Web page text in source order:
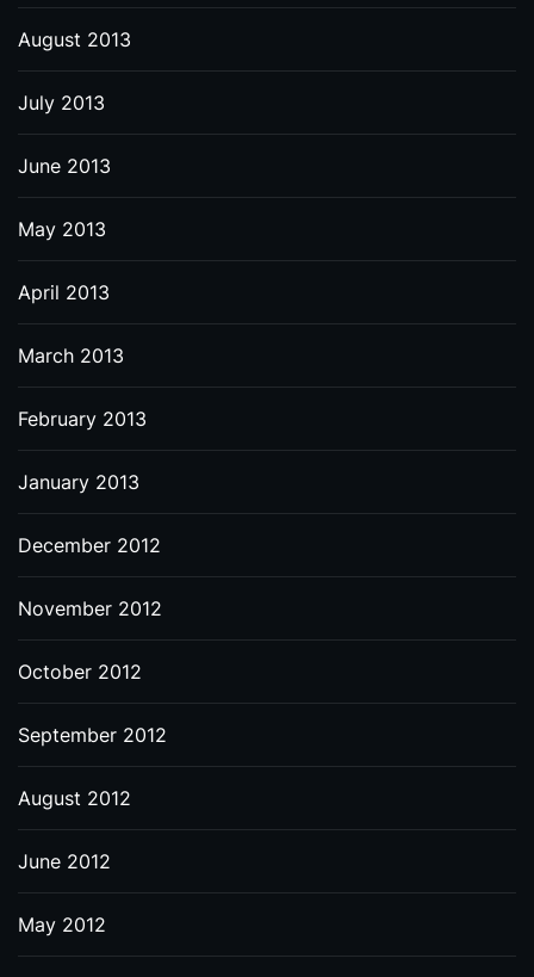
August 2013
July 2013
June 2013
May 2013
April 2013
March 2013
February 2013
January 2013
December 2012
November 2012
October 2012
September 2012
August 2012
June 2012
May 2012